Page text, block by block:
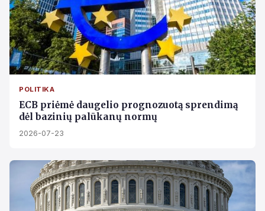
POLITIKA
ECB priėmė daugelio prognozuotą sprendimą
dėl bazinių palūkanų normų
2026-07-23